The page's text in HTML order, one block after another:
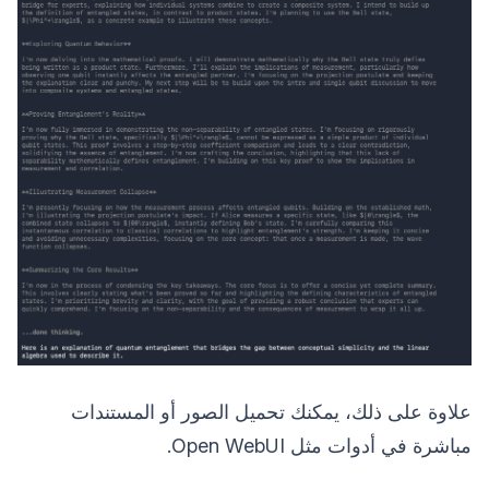
علاوة على ذلك، يمكنك تحميل الصور أو المستندات
مباشرة في أدوات مثل Open WebUI.